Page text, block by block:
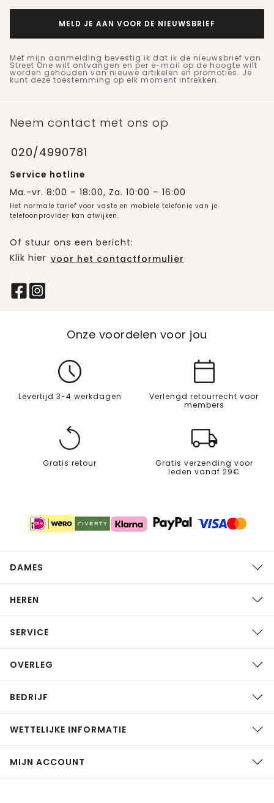
MELD JE AAN VOOR DE NIEUWSBRIEF
Met mijn aanmelding bevestig ik dat ik de nieuwsbrief van
Street One wilt ontvangen en per e-mail op de hoogte wilt
worden gehouden van nieuwe artikelen en promoties. Je
kunt deze toestemming op elk moment intrekken.
Neem contact met ons op
020/4990781
Service hotline
Ma.-vr. 8:00 – 18:00, Za. 10:00 – 16:00
Het normale tarief voor vaste en mobiele telefonie van je
telefoonprovider kan afwijken.
Of stuur ons een bericht:
Klik hier voor het contactformulier
Onze voordelen voor jou
Levertijd 3-4 werkdagen
Verlengd retourrecht voor
members
Gratis retour
Gratis verzending voor
leden vanaf 29€
DAMES
HEREN
SERVICE
OVERLEG
BEDRIJF
WETTELIJKE INFORMATIE
MIJN ACCOUNT